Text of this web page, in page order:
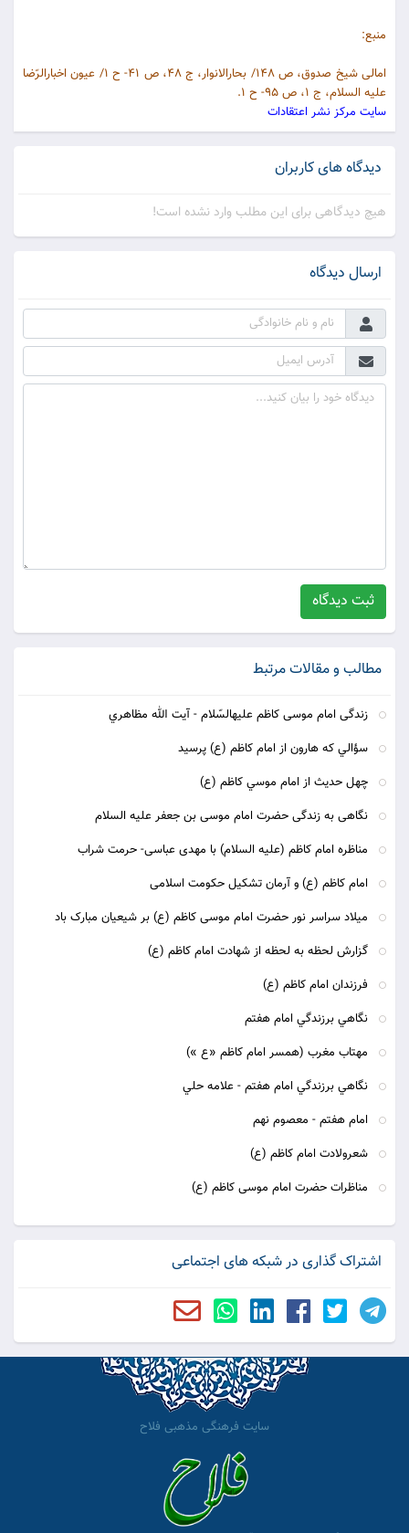
منبع:
امالى شیخ صدوق، ص 148/ بحارالانوار، ج 48، ص 41- ح 1/ عیون اخبارالرّضا
علیه السلام، ج 1، ص 95- ح 1.
سايت مركز نشر اعتقادات
دیدگاه های کاربران
هیچ دیدگاهی برای این مطلب وارد نشده است!
ارسال دیدگاه
ثبت دیدگاه
مطالب و مقالات مرتبط
زندگى امام موسى كاظم عليه‏السّلام‏ - آيت الله مظاهري
سؤالي كه هارون از امام كاظم (ع) پرسيد
چهل حديث از امام موسي كاظم (ع)
نگاهی به زندگی حضرت امام موسی بن جعفر علیه السلام
مناظره امام کاظم (علیه السلام) با مهدی عباسی- حرمت شراب
امام کاظم (ع) و آرمان تشکیل حکومت اسلامی
میلاد سراسر نور حضرت امام موسی کاظم (ع) بر شیعیان مبارک باد
گزارش لحظه به لحظه از شهادت امام کاظم (ع)
فرزندان امام کاظم (ع)
نگاهي برزندگي امام هفتم
مهتاب مغرب (همسر امام کاظم «ع »)
نگاهي برزندگي امام هفتم - علامه حلي
امام هفتم - معصوم نهم
شعرولادت امام کاظم (ع)
مناظرات حضرت امام موسی کاظم (ع)
اشتراک گذاری در شبکه های اجتماعی
سایت فرهنگی مذهبی فلاح